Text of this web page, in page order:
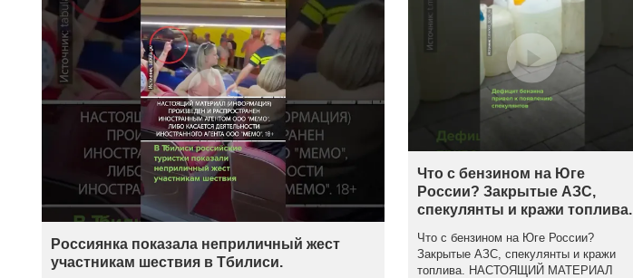
Россиянка показала неприличный жест
участникам шествия в Тбилиси.
Что с бензином на Юге
России? Закрытые АЗС,
спекулянты и кражи топлива.
Что с бензином на Юге России?
Закрытые АЗС, спекулянты и кражи
топлива. НАСТОЯЩИЙ МАТЕРИАЛ